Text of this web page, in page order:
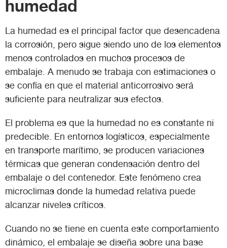
humedad
La humedad es el principal factor que desencadena
la corrosión, pero sigue siendo uno de los elementos
menos controlados en muchos procesos de
embalaje. A menudo se trabaja con estimaciones o
se confía en que el material anticorrosivo será
suficiente para neutralizar sus efectos.
El problema es que la humedad no es constante ni
predecible. En entornos logísticos, especialmente
en transporte marítimo, se producen variaciones
térmicas que generan condensación dentro del
embalaje o del contenedor. Este fenómeno crea
microclimas donde la humedad relativa puede
alcanzar niveles críticos.
Cuando no se tiene en cuenta este comportamiento
dinámico, el embalaje se diseña sobre una base